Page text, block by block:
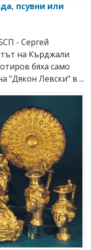
псувни или
- Сергей
на Кърджали
бяха само
"Дякон Левски" в ...